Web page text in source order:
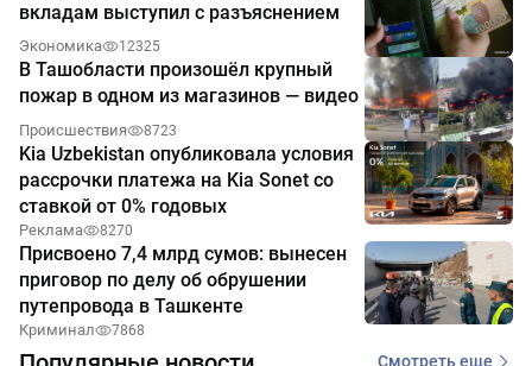
вкладам выступил с разъяснением
Экономика 12325
В Ташобласти произошёл крупный
пожар в одном из магазинов — видео
Происшествия 8723
Kia Uzbekistan опубликовала условия
рассрочки платежа на Kia Sonet со
ставкой от 0% годовых
Реклама 8270
Присвоено 7,4 млрд сумов: вынесен
приговор по делу об обрушении
путепровода в Ташкенте
Криминал 7868
Смотреть еще